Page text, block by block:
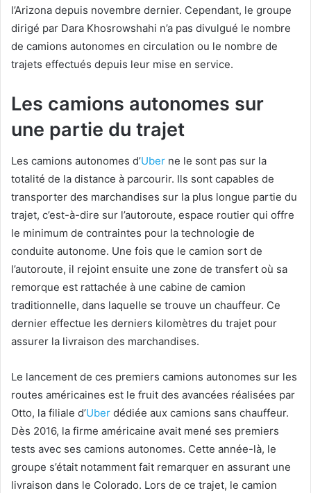
l’Arizona depuis novembre dernier. Cependant, le groupe
dirigé par Dara Khosrowshahi n’a pas divulgué le nombre
de camions autonomes en circulation ou le nombre de
trajets effectués depuis leur mise en service.
Les camions autonomes sur
une partie du trajet
Les camions autonomes d’Uber ne le sont pas sur la
totalité de la distance à parcourir. Ils sont capables de
transporter des marchandises sur la plus longue partie du
trajet, c’est-à-dire sur l’autoroute, espace routier qui offre
le minimum de contraintes pour la technologie de
conduite autonome. Une fois que le camion sort de
l’autoroute, il rejoint ensuite une zone de transfert où sa
remorque est rattachée à une cabine de camion
traditionnelle, dans laquelle se trouve un chauffeur. Ce
dernier effectue les derniers kilomètres du trajet pour
assurer la livraison des marchandises.
Le lancement de ces premiers camions autonomes sur les
routes américaines est le fruit des avancées réalisées par
Otto, la filiale d’Uber dédiée aux camions sans chauffeur.
Dès 2016, la firme américaine avait mené ses premiers
tests avec ses camions autonomes. Cette année-là, le
groupe s’était notamment fait remarquer en assurant une
livraison dans le Colorado. Lors de ce trajet, le camion